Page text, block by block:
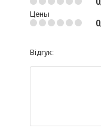
Цены
Відгук: